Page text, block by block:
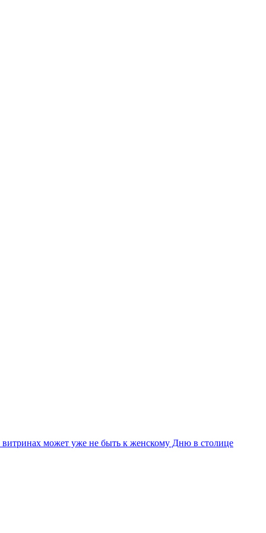
витринах может уже не быть к женскому Дню в столице